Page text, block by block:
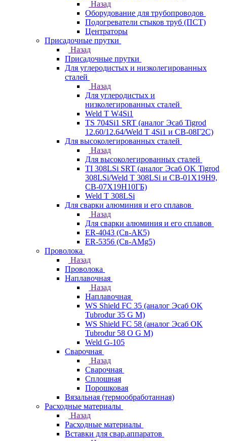
Назад
Оборудование для трубопроводов
Подогреватели стыков труб (ПСТ)
Центраторы
Присадочные прутки
Назад
Присадочные прутки
Для углеродистых и низколегированных
сталей
Назад
Для углеродистых и
низколегированных сталей
Weld T W4Si1
TS 704Si1 SRT (аналог Эсаб Tigrod
12.60/12.64/Weld T 4Si1 и СВ-08Г2С)
Для высоколегированных сталей
Назад
Для высоколегированных сталей
TI 308LSi SRT (аналог Эсаб OK Tigrod
308LSi/Weld T 308LSi и СВ-01Х19Н9,
СВ-07Х19Н10ГБ)
Weld T 308LSi
Для сварки алюминия и его сплавов
Назад
Для сварки алюминия и его сплавов
ER-4043 (Св-АК5)
ER-5356 (Св-АМg5)
Проволока
Назад
Проволока
Наплавочная
Назад
Наплавочная
WS Shield FC 35 (аналог Эсаб OK
Tubrodur 35 G M)
WS Shield FC 58 (аналог Эсаб OK
Tubrodur 58 O G M)
Weld G-105
Сварочная
Назад
Сварочная
Сплошная
Порошковая
Вязальная (термообработанная)
Расходные материалы
Назад
Расходные материалы
Вставки для свар.аппаратов